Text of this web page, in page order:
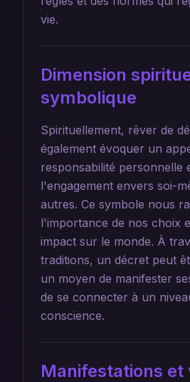
vie.
Dimension
symbolique
Spirituellement, rêver de
également évoquer un
responsabilité personnelle
l'engagement envers soi-
autres. Ce symbole nous
l'importance de nos choix
impact sur le monde. À
traditions, un décret peut
un moyen de manifester
de se connecter à un
conscience.
Manifestations et